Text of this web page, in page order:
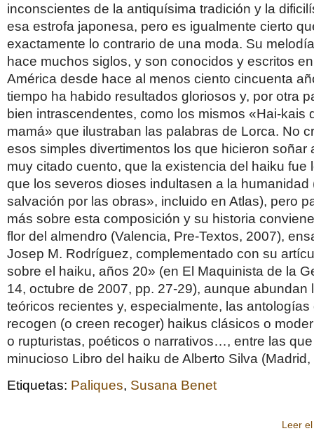
inconscientes de la antiquísima tradición y la
esa estrofa japonesa, pero es igualmente cierto
exactamente lo contrario de una moda. Su
hace muchos siglos, y son conocidos y escritos
América desde hace al menos ciento cincuenta
tiempo ha habido resultados gloriosos y, por otra
bien intrascendentes, como los mismos «Hai-kais
mamá» que ilustraban las palabras de Lorca. No
esos simples divertimentos los que hicieron soñar
muy citado cuento, que la existencia del haiku fue
que los severos dioses indultasen a la humanidad
salvación por las obras», incluido en Atlas), pero
más sobre esta composición y su historia
flor del almendro (Valencia, Pre-Textos, 2007),
Josep M. Rodríguez, complementado con su
sobre el haiku, años 20» (en El Maquinista de la
14, octubre de 2007, pp. 27-29), aunque abundan
teóricos recientes y, especialmente, las
recogen (o creen recoger) haikus clásicos o
o rupturistas, poéticos o narrativos…, entre las
minucioso Libro del haiku de Alberto Silva
Etiquetas: Paliques, Susana Benet
Leer